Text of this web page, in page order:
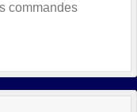
commandes